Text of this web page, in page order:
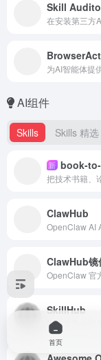
Skill
BrowserAct
AI组件
Skills Skills 精选
新 book-
把技术书籍、
ClawHub
ClawHub镜
OpenClaw 官
SkillHub
腾讯专为中国
首页